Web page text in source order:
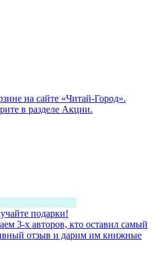
на сайте «Читай-Город».
в разделе Акции.
подарки!
3-х авторов, кто оставил самый
отзыв и дарим им книжные